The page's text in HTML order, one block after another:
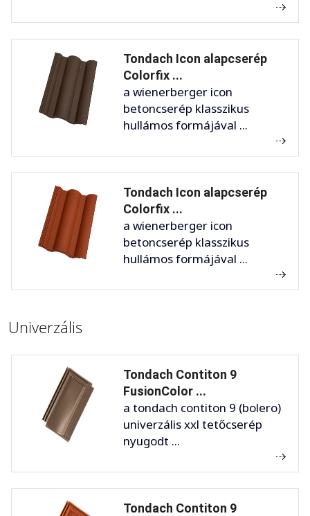
Tondach Icon alapcserép
Colorfix ...
a wienerberger icon
betoncserép klasszikus
hullámos formájával ...
Tondach Icon alapcserép
Colorfix ...
a wienerberger icon
betoncserép klasszikus
hullámos formájával ...
Univerzális
Tondach Contiton 9
FusionColor ...
a tondach contiton 9 (bolero)
univerzális xxl tetőcserép
nyugodt ...
Tondach Contiton 9